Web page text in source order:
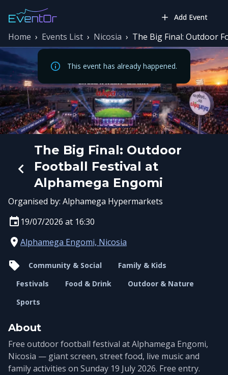
Add Event
This event has already happened.
Home › Events List › Nicosia › The Big Final: Outdoor
The Big Final: Outdoor
Football Festival at
Alphamega Engomi
Organised by: Alphamega Hypermarkets
19/07/2026 at 16:30
Alphamega Engomi, Nicosia
Community & Social
Family & Kids
Festivals
Food & Drink
Outdoor & Nature
Sports
About
Free outdoor football festival at Alphamega Engomi,
Nicosia — giant screen, street food, live music and
family activities on Sunday 19 July 2026. Free entry.